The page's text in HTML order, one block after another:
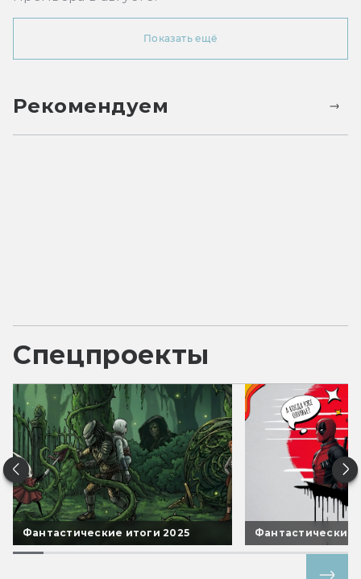
Показать ещё
Рекомендуем
Спецпроекты
Фантастические итоги 2025 Фантастические